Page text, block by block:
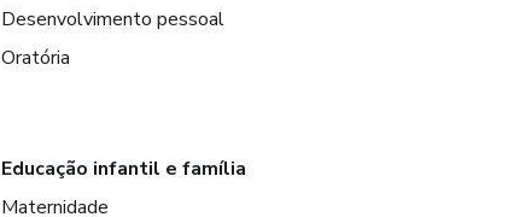
Desenvolvimento pessoal
Oratória
Educação infantil e família
Maternidade